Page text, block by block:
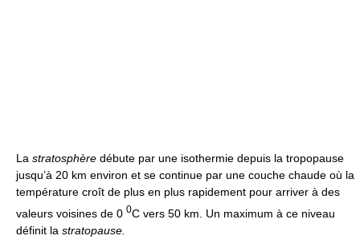
La stratosphère débute par une isothermie depuis la tropopause
jusqu’à 20 km environ et se continue par une couche chaude où la
température croît de plus en plus rapidement pour arriver à des
valeurs voisines de 0 0C vers 50 km. Un maximum à ce niveau
définit la stratopause.